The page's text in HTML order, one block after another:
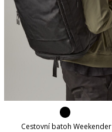
Cestovní batoh Weekender